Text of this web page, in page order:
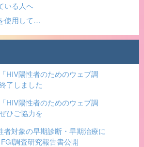
いる人へ
使用して…
HIV陽性者のためのウェブ調
了しました
HIV陽性者のためのウェブ調
ひご協力を
者対象の早期診断・早期治療に
調査研究報告書公開